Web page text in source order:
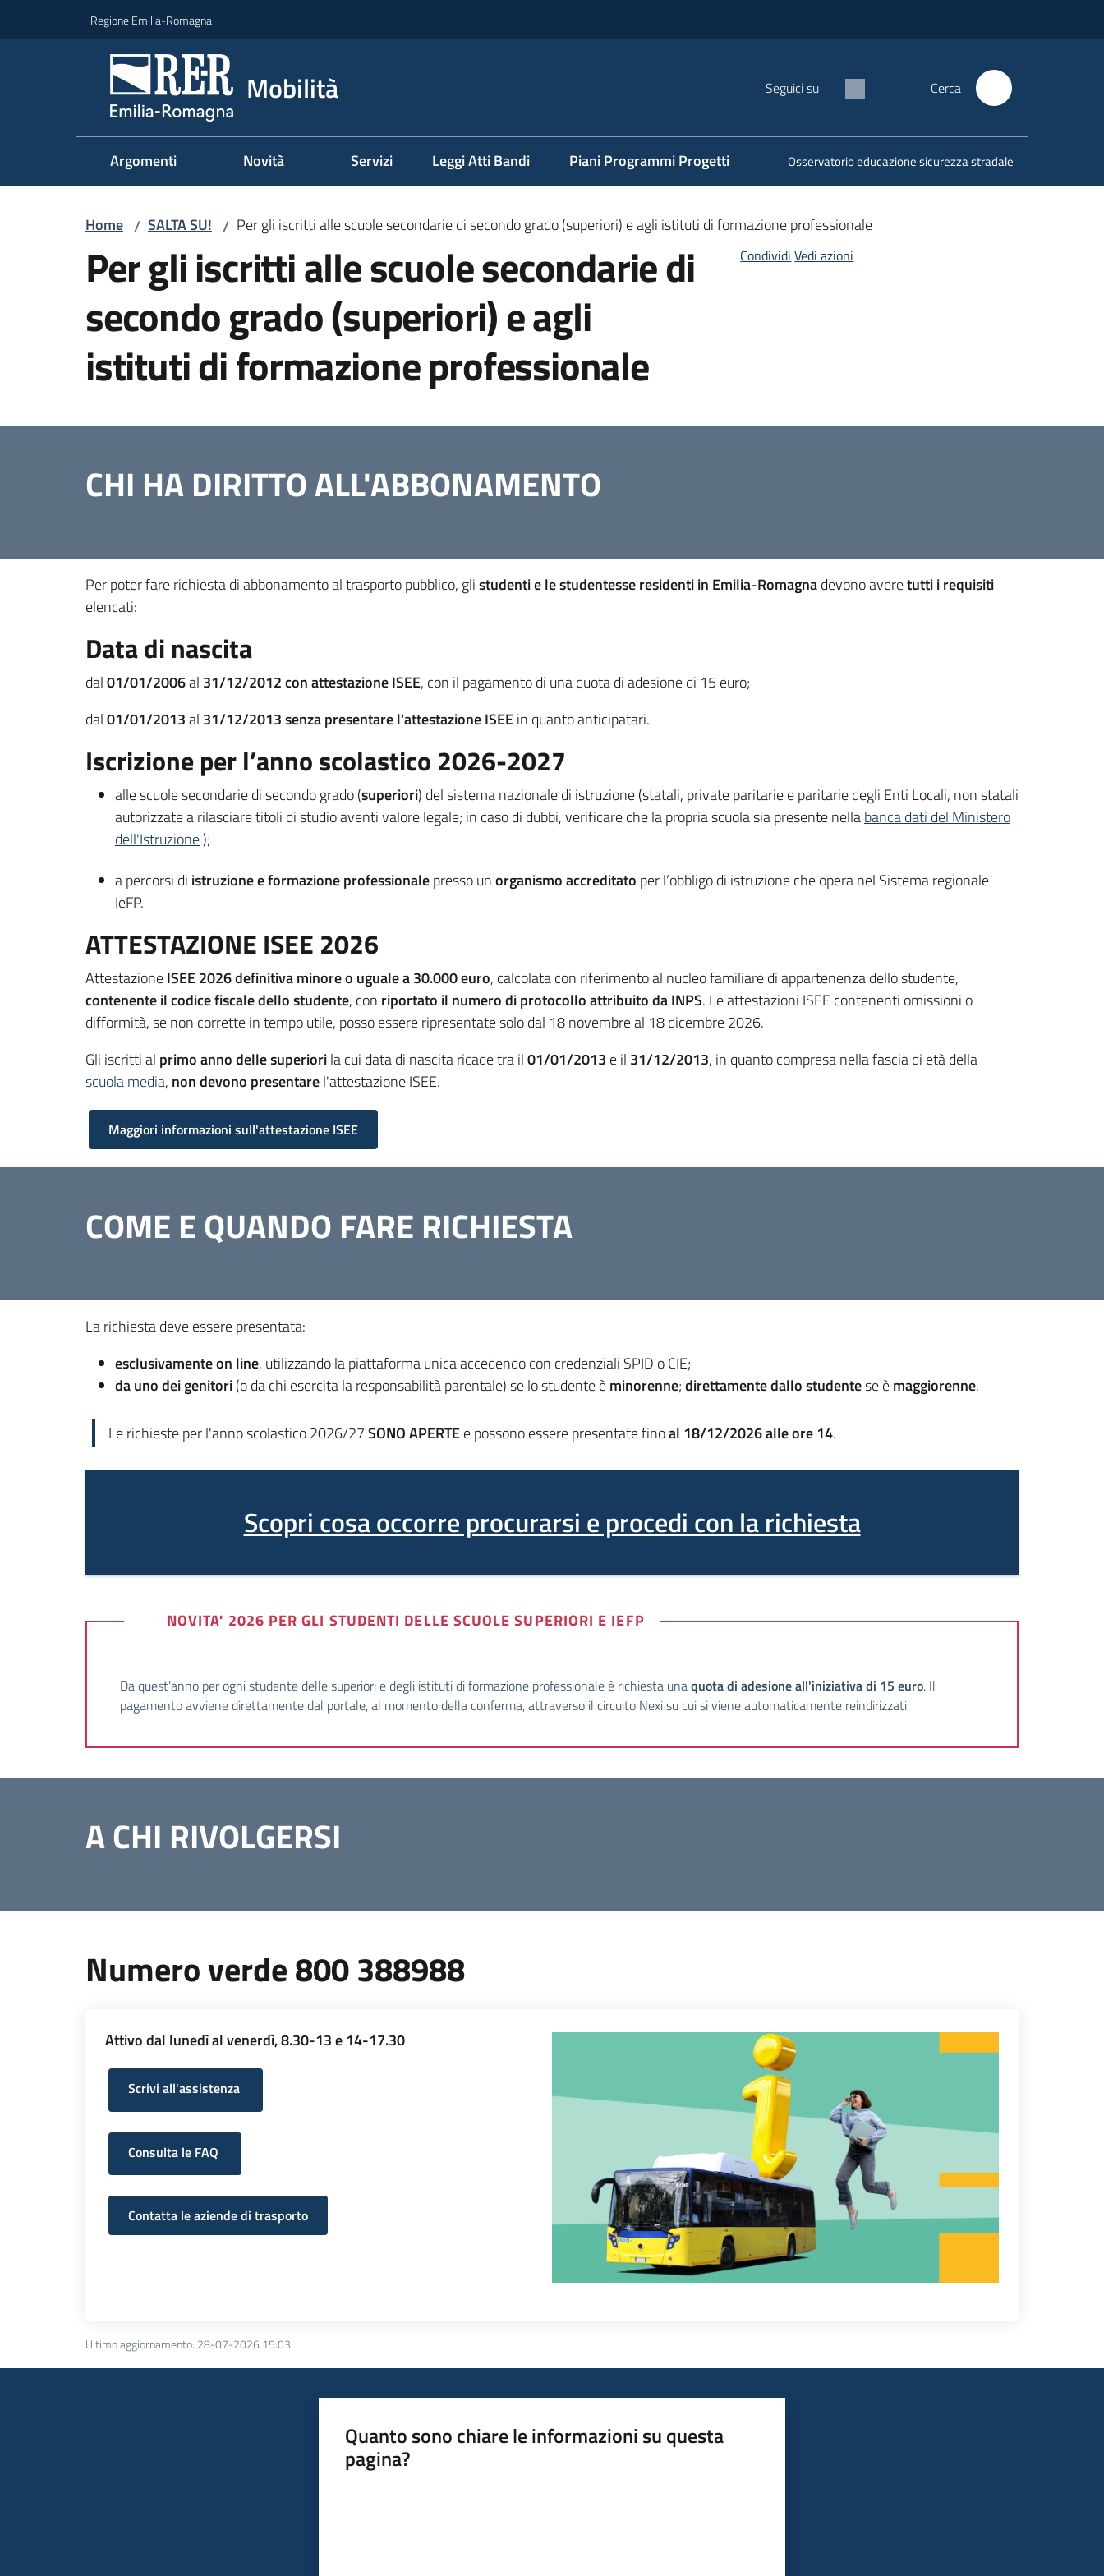
Regione Emilia-Romagna
Mobilità Seguici su Cerca
Argomenti Novità Servizi Leggi Atti Bandi Piani Programmi Progetti Osservatorio educazione sicurezza stradale
Home / SALTA SU! / Per gli iscritti alle scuole secondarie di secondo grado (superiori) e agli istituti di formazione professionale
Per gli iscritti alle scuole secondarie di
secondo grado (superiori) e agli
istituti di formazione professionale
Condividi Vedi azioni
CHI HA DIRITTO ALL'ABBONAMENTO
Per poter fare richiesta di abbonamento al trasporto pubblico, glistudenti e le studentesse residenti in Emilia-Romagnadevono averetutti i requisiti
elencati:
Data di nascita
dal01/01/2006al 31/12/2012con attestazione ISEE, con il pagamento di una quota di adesione di 15 euro;
dal01/01/2013al 31/12/2013senza presentare l'attestazione ISEEin quanto anticipatari.
Iscrizione per l’anno scolastico 2026-2027
alle scuole secondarie di secondo grado (superiori) del sistema nazionale di istruzione (statali, private paritarie e paritarie degli Enti Locali, non statali
autorizzate a rilasciare titoli di studio aventi valore legale; in caso di dubbi, verificare che la propria scuola sia presente nellabanca dati del Ministero
dell'Istruzione);
a percorsi di istruzione e formazione professionalepresso unorganismo accreditato per l’obbligo di istruzione che opera nel Sistema regionale
IeFP.
ATTESTAZIONE ISEE 2026
AttestazioneISEE 2026 definitiva minore o uguale a 30.000 euro, calcolata con riferimento al nucleo familiare di appartenenza dello studente,
contenente il codice fiscale dello studente, con riportato il numero di protocollo attribuito da INPS. Le attestazioni ISEE contenenti omissioni o
difformità, se non corrette in tempo utile, posso essere ripresentate solo dal 18 novembre al 18 dicembre 2026.
Gli iscritti al primo anno delle superiorila cui data di nascita ricade tra il01/01/2013 e il 31/12/2013, in quanto compresa nella fascia di età della
scuola media, non devono presentarel'attestazione ISEE.
Maggiori informazioni sull'attestazione ISEE
COME E QUANDO FARE RICHIESTA
La richiesta deve essere presentata:
esclusivamente on line, utilizzando la piattaforma unica accedendo con credenziali SPID o CIE;
da uno dei genitori(o da chi esercita la responsabilità parentale) se lo studente èminorenne;direttamente dallo studentese èmaggiorenne.
Le richieste per l'anno scolastico 2026/27SONO APERTEe possono essere presentate finoal 18/12/2026 alle ore 14.
Scopri cosa occorre procurarsi e procedi con la richiesta
NOVITA' 2026 PER GLI STUDENTI DELLE SCUOLE SUPERIORI E IEFP
Da quest’anno per ogni studente delle superiori e degli istituti di formazione professionale è richiesta unaquota di adesione all'iniziativa di 15 euro. Il
pagamento avviene direttamente dal portale, al momento della conferma, attraverso il circuito Nexi su cui si viene automaticamente reindirizzati.
A CHI RIVOLGERSI
Numero verde 800 388988
Attivo dal lunedì al venerdì, 8.30-13 e 14-17.30
Scrivi all'assistenza
Consulta le FAQ
Contatta le aziende di trasporto
Ultimo aggiornamento: 28-07-2026 15:03
Quanto sono chiare le informazioni su questa
pagina?